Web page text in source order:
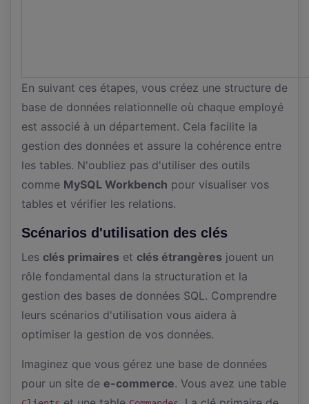
En suivant ces étapes, vous créez une structure de
base de données relationnelle où chaque employé
est associé à un département. Cela facilite la
gestion des données et assure la cohérence entre
les tables. N'oubliez pas d'utiliser des outils
comme MySQL Workbench pour visualiser vos
tables et vérifier les relations.
Scénarios d'utilisation des clés
Les clés primaires et clés étrangères jouent un
rôle fondamental dans la structuration et la
gestion des bases de données SQL. Comprendre
leurs scénarios d'utilisation vous aidera à
optimiser la gestion de vos données.
Imaginez que vous gérez une base de données
pour un site de e-commerce. Vous avez une table